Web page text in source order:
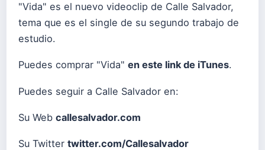
"Vida" es el nuevo videoclip de Calle Salvador,
tema que es el single de su segundo trabajo de
estudio.
Puedes comprar "Vida" en este link de iTunes.
Puedes seguir a Calle Salvador en:
Su Web callesalvador.com
Su Twitter twitter.com/Callesalvador